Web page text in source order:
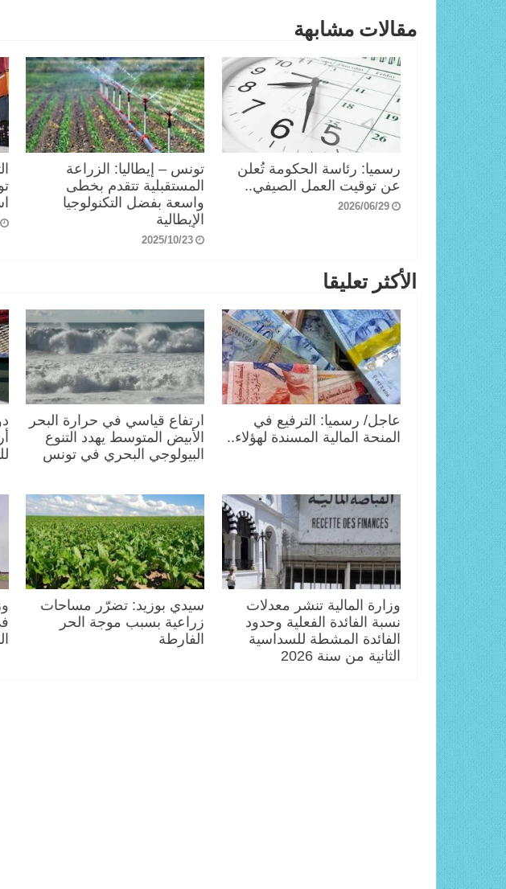
مقالات مشابهة
رسميا: رئاسة الحكومة تُعلن
عن توقيت العمل الصيفي..
2026/06/29
تونس – إيطاليا: الزراعة
المستقبلية تتقدم بخطى
واسعة بفضل التكنولوجيا
الإيطالية
2025/10/23
الأكثر تعليقا
عاجل/ رسميا: الترفيع في
المنحة المالية المسندة لهؤلاء..
ارتفاع قياسي في حرارة البحر
الأبيض المتوسط يهدد التنوع
البيولوجي البحري في تونس
وزارة المالية تنشر معدلات
نسبة الفائدة الفعلية وحدود
الفائدة المشطة للسداسية
الثانية من سنة 2026
سيدي بوزيد: تضرّر مساحات
زراعية بسبب موجة الحر
الفارطة